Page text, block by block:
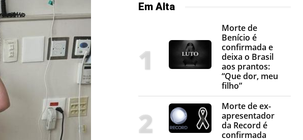
Em Alta
Morte de
Benício é
confirmada e
deixa o Brasil
aos prantos:
“Que dor, meu
filho”
Morte de ex-
apresentador
da Record é
confirmada